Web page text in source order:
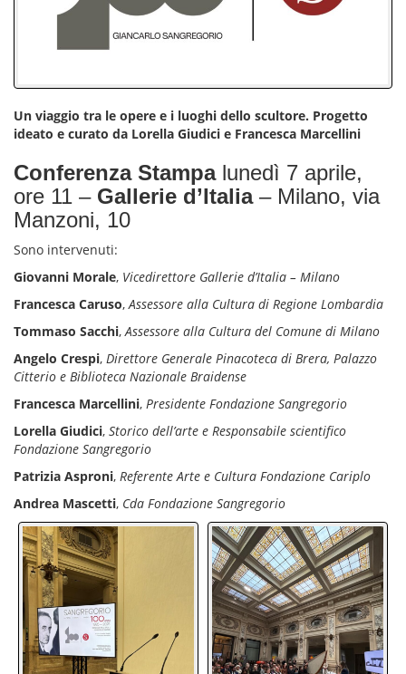
Un viaggio tra le opere e i luoghi dello scultore. Progetto
ideato e curato da Lorella Giudici e Francesca Marcellini
Conferenza Stampalunedì 7 aprile,
ore 11 – Gallerie d’Italia– Milano, via
Manzoni, 10
Sono intervenuti:
Giovanni Morale, Vicedirettore Gallerie d’Italia – Milano
Francesca Caruso,Assessore alla Cultura di Regione Lombardia
Tommaso Sacchi,Assessore alla Cultura del Comune di Milano
Angelo Crespi, Direttore Generale Pinacoteca di Brera, Palazzo
Citterio e Biblioteca Nazionale Braidense
Francesca Marcellini, Presidente Fondazione Sangregorio
Lorella Giudici, Storico dell’arte e Responsabile scientifico
Fondazione Sangregorio
Patrizia Asproni, Referente Arte e Cultura Fondazione Cariplo
Andrea Mascetti, Cda Fondazione Sangregorio